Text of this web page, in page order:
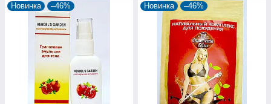
Новинка –46% Новинка –46%